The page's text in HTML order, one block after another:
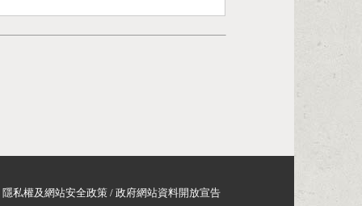
隱私權及網站安全政策 /政府網站資料開放宣告